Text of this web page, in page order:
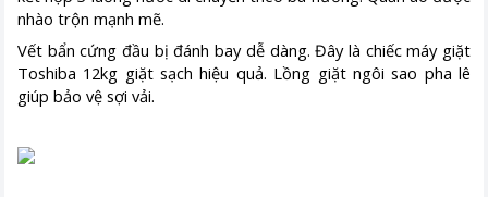
nhào trộn mạnh mẽ.
Vết bẩn cứng đầu bị đánh bay dễ dàng. Đây là chiếc máy giặt
Toshiba 12kg giặt sạch hiệu quả. Lồng giặt ngôi sao pha lê
giúp bảo vệ sợi vải.